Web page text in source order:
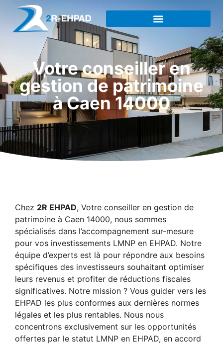
Votre conseiller en
gestion de patrimoine
à Caen 14000
Chez 2R EHPAD, Votre conseiller en gestion de
patrimoine à Caen 14000, nous sommes
spécialisés dans l’accompagnement sur-mesure
pour vos investissements LMNP en EHPAD. Notre
équipe d’experts est là pour répondre aux besoins
spécifiques des investisseurs souhaitant optimiser
leurs revenus et profiter de réductions fiscales
significatives. Notre mission ? Vous guider vers les
EHPAD les plus conformes aux dernières normes
légales et les plus rentables. Nous nous
concentrons exclusivement sur les opportunités
offertes par le statut LMNP en EHPAD, en accord